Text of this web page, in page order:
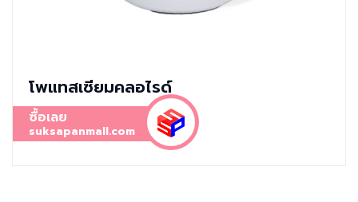
โพแทสเซียมคลอไรด์
ซื้อเลย
suksapanmall.com